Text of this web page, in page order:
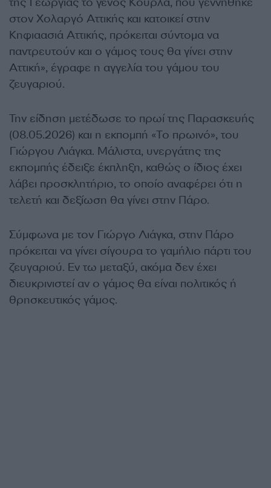
στον Χολαργό Αττικής και κατοικεί στην
Κηφιαασιά Αττικής, πρόκειται σύντομα να
παντρευτούν και ο γάμος τους θα γίνει στην
Αττική», έγραφε η αγγελία του γάμου του
ζευγαριού.
Την είδηση μετέδωσε το πρωί της Παρασκευής
(08.05.2026) και η εκπομπή «Το πρωινό», του
Γιώργου Λιάγκα. Μάλιστα, υνεργάτης της
εκπομπής έδειξε έκπληξη, καθώς ο ίδιος έχει
λάβει προσκλητήριο, το οποίο αναφέρει ότι η
τελετή και δεξίωση θα γίνει στην Πάρο.
Σύμφωνα με τον Γιώργο Λιάγκα, στην Πάρο
πρόκειται να γίνει σίγουρα το γαμήλιο πάρτι του
ζευγαριού. Εν τω μεταξύ, ακόμα δεν έχει
διευκρινιστεί αν ο γάμος θα είναι πολιτικός ή
θρησκευτικός γάμος.